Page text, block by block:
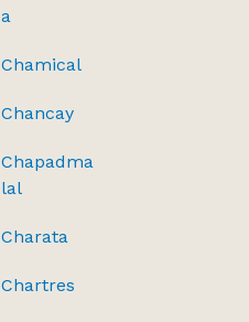
a
Chamical
Chancay
Chapadma
lal
Charata
Chartres